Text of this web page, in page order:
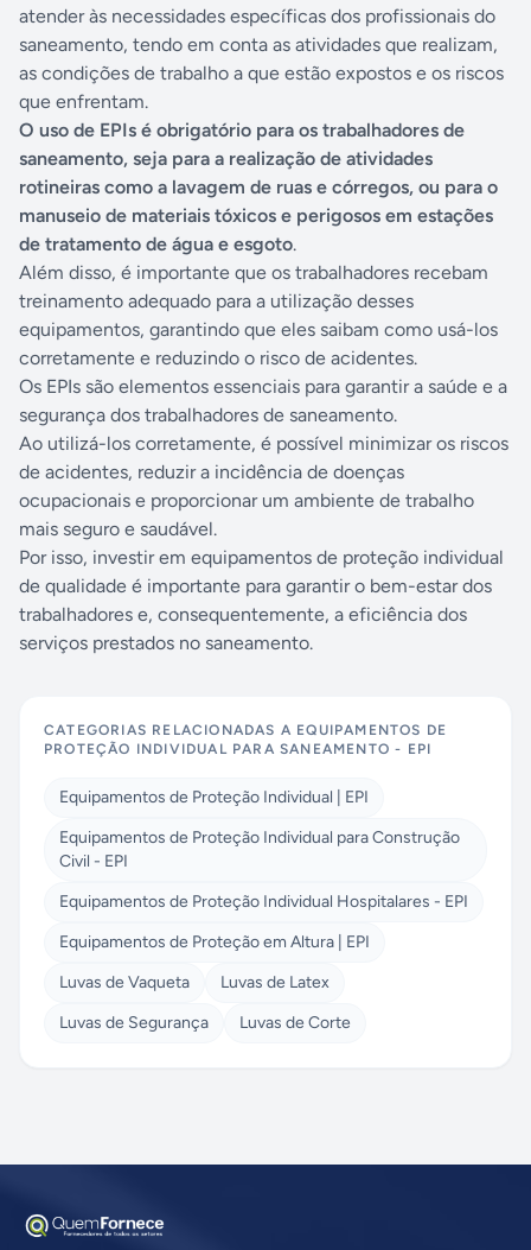
atender às necessidades específicas dos profissionais do
saneamento, tendo em conta as atividades que realizam,
as condições de trabalho a que estão expostos e os riscos
que enfrentam.
O uso de EPIs é obrigatório para os trabalhadores de
saneamento, seja para a realização de atividades
rotineiras como a lavagem de ruas e córregos, ou para o
manuseio de materiais tóxicos e perigosos em estações
de tratamento de água e esgoto.
Além disso, é importante que os trabalhadores recebam
treinamento adequado para a utilização desses
equipamentos, garantindo que eles saibam como usá-los
corretamente e reduzindo o risco de acidentes.
Os EPIs são elementos essenciais para garantir a saúde e a
segurança dos trabalhadores de saneamento.
Ao utilizá-los corretamente, é possível minimizar os riscos
de acidentes, reduzir a incidência de doenças
ocupacionais e proporcionar um ambiente de trabalho
mais seguro e saudável.
Por isso, investir em equipamentos de proteção individual
de qualidade é importante para garantir o bem-estar dos
trabalhadores e, consequentemente, a eficiência dos
serviços prestados no saneamento.
CATEGORIAS RELACIONADAS A EQUIPAMENTOS DE
PROTEÇÃO INDIVIDUAL PARA SANEAMENTO - EPI
Equipamentos de Proteção Individual | EPI
Equipamentos de Proteção Individual para Construção
Civil - EPI
Equipamentos de Proteção Individual Hospitalares - EPI
Equipamentos de Proteção em Altura | EPI
Luvas de Vaqueta
Luvas de Latex
Luvas de Segurança
Luvas de Corte